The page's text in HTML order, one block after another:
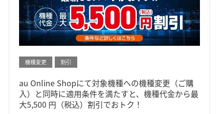
機種変更 割引
au Online Shopにて対象機種への機種変更（ご購
入）と同時に適用条件を満たすと、機種代金から最
大5,500 円（税込）割引でおトク！